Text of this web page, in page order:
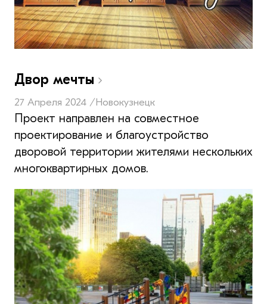
Двор мечты
27 Апреля 2024 /Новокузнецк
Проект направлен на совместное
проектирование и благоустройство
дворовой территории жителями нескольких
многоквартирных домов.